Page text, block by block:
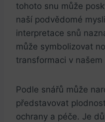
tohoto snu může
naší ⁢podvědomé
interpretace snů
může symbolizovat
transformaci v našem
Podle snářů může
představovat
ochrany a péče. Je‍